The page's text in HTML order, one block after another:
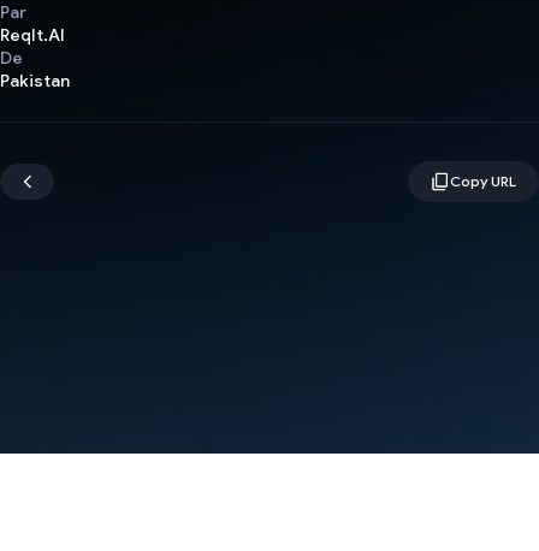
Par
ReqIt.AI
De
Pakistan